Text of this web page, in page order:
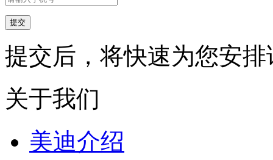
提交后，将快速为您安
关于我们
美迪介绍